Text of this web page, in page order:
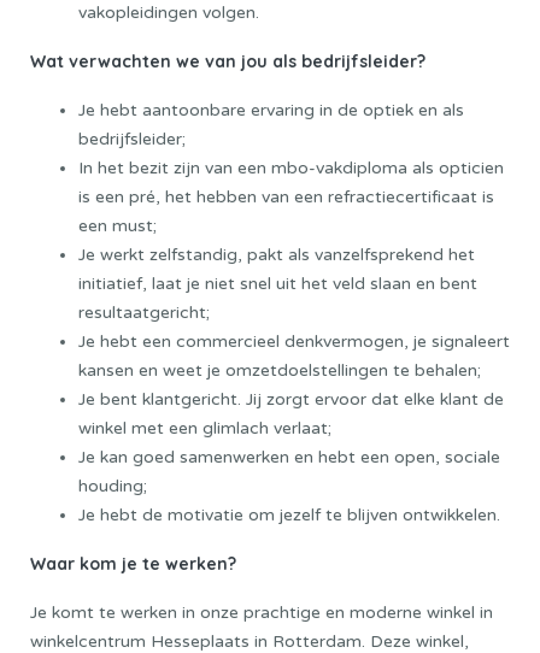
vakopleidingen volgen.
Wat verwachten we van jou als bedrijfsleider?
Je hebt aantoonbare ervaring in de optiek en als
bedrijfsleider;
In het bezit zijn van een mbo-vakdiploma als opticien
is een pré, het hebben van een refractiecertificaat is
een must;
Je werkt zelfstandig, pakt als vanzelfsprekend het
initiatief, laat je niet snel uit het veld slaan en bent
resultaatgericht;
Je hebt een commercieel denkvermogen, je signaleert
kansen en weet je omzetdoelstellingen te behalen;
Je bent klantgericht. Jij zorgt ervoor dat elke klant de
winkel met een glimlach verlaat;
Je kan goed samenwerken en hebt een open, sociale
houding;
Je hebt de motivatie om jezelf te blijven ontwikkelen.
Waar kom je te werken?
Je komt te werken in onze prachtige en moderne winkel in
winkelcentrum Hesseplaats in Rotterdam. Deze winkel,